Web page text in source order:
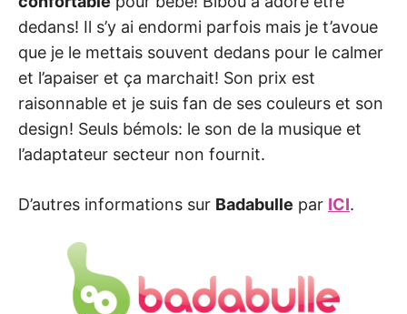
dedans! Il s’y ai endormi parfois mais je t’avoue
que je le mettais souvent dedans pour le calmer
et l’apaiser et ça marchait! Son prix est
raisonnable et je suis fan de ses couleurs et son
design! Seuls bémols: le son de la musique et
l’adaptateur secteur non fournit.
D’autres informations sur Badabulle par ICI.